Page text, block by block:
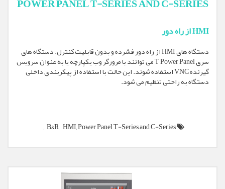
HMI از راه دور
دستگاه های HMI از راه دور فشرده و بدون قابلیت کنترل. دستگاه های
سری T Power Panel می توانند با مرورگر وب یکپارچه یا به عنوان سرویس
گیرنده VNC استفاده شوند. این حالت با استفاده از پیکربندی داخلی
دستگاه به راحتی تنظیم می شود.
B&R, HMI,Power Panel T-Series and C-Series,